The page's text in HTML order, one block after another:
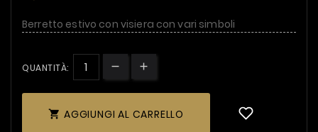
Berretto estivo con visiera con vari simboli
QUANTITÀ:
 AGGIUNGI AL CARRELLO